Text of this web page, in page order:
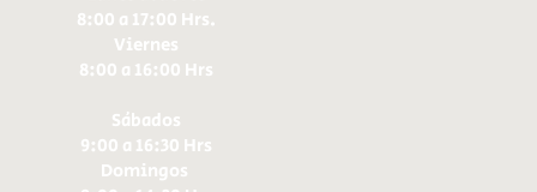
8:00 a 17:00 Hrs.
Viernes
8:00 a 16:00 Hrs​
Sábados
9:00 a 16:30 Hrs
Domingos